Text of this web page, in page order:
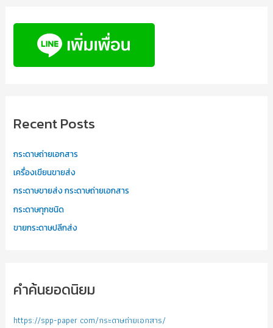
Recent Posts
กระดาษถ่ายเอกสาร
เครื่องเขียนขายส่ง
กระดาษขายส่ง กระดาษถ่ายเอกสาร
กระดาษทุกชนิด
ขายกระดาษปลีกส่ง
คำค้นยอดนิยม
https://spp-paper com/กระดาษถ่ายเอกสาร/